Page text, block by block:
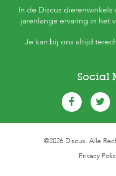
In de Discus
jarenlange ervaring in het
Je kan bij ons altijd
Social
©2026 Discus. Alle
Privacy